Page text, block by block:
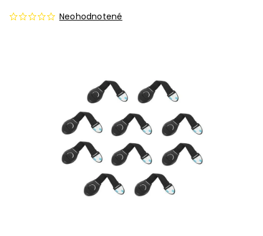
Neohodnotené